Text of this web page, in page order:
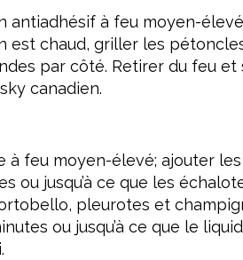
antiadhésif à feu moyen-
est chaud, griller les pétoncles
par côté. Retirer du feu et
canadien.
à feu moyen-élevé; ajouter
ou jusqu’à ce que les
pleurotes et
ou jusqu’à ce que le